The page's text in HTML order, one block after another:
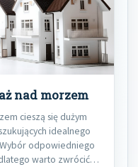
nad morzem
cieszą się dużym
idealnego
odpowiedniego
warto zwrócić